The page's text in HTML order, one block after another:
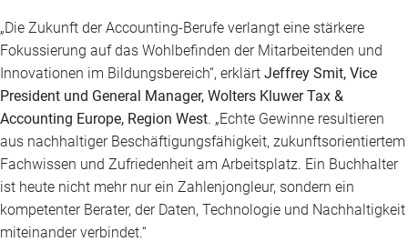
„Die Zukunft der Accounting-Berufe verlangt eine stärkere
Fokussierung auf das Wohlbefinden der Mitarbeitenden und
Innovationen im Bildungsbereich“, erklärt Jeffrey Smit, Vice
President und General Manager, Wolters Kluwer Tax &
Accounting Europe, Region West. „Echte Gewinne resultieren
aus nachhaltiger Beschäftigungsfähigkeit, zukunftsorientiertem
Fachwissen und Zufriedenheit am Arbeitsplatz. Ein Buchhalter
ist heute nicht mehr nur ein Zahlenjongleur, sondern ein
kompetenter Berater, der Daten, Technologie und Nachhaltigkeit
miteinander verbindet.“